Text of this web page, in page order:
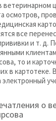
ветеринарном
осмотров,
все
и т. д.
то и
в картотеке.
о